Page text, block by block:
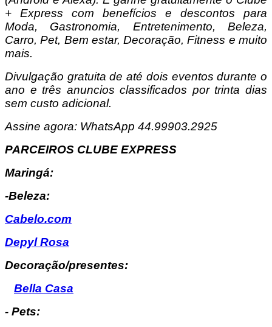
+ Express com benefícios e descontos para
Moda, Gastronomia, Entretenimento, Beleza,
Carro, Pet, Bem estar, Decoração, Fitness e muito
mais.
Divulgação gratuita de até dois eventos durante o
ano e três anuncios classificados por trinta dias
sem custo adicional.
Assine agora: WhatsApp 44.99903.2925
PARCEIROS CLUBE EXPRESS
Maringá:
-Beleza:
Cabelo.com
Depyl Rosa
Decoração/presentes:
Bella Casa
- Pets: